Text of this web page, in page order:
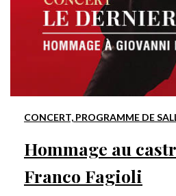
Hommage au
Franco Fagioli
CONCERT, PROGRAMME DE